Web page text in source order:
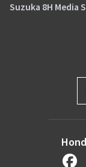
Suzuka 8H Media